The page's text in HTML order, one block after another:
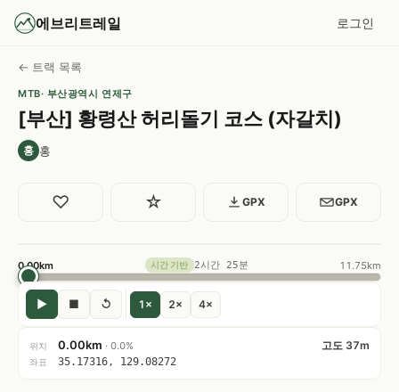
에브리트레일 로그인
← 트랙 목록
MTB· 부산광역시 연제구
[부산] 황령산 허리돌기 코스 (자갈치)
홍 홍
♡ ☆ GPX GPX
0.00km 시간 기반 2시간 25분 11.75km
▶ ■ ↺ 1× 2× 4×
위치 0.00km · 0.0% 고도 37m
좌표 35.17316, 129.08272